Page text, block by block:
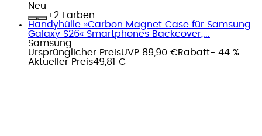
Neu
+
Farben
Handyhülle »Carbon Magnet Case für Samsung
Galaxy S26« Smartphones Backcover,...
Samsung
Ursprünglicher PreisUVP 89,90 €Rabatt- 44 %
Aktueller Preis49,81 €